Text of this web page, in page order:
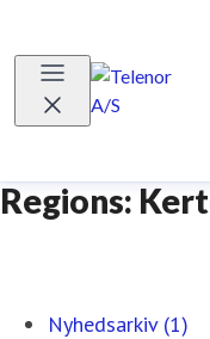
Regions:
Nyhedsarkiv (1)